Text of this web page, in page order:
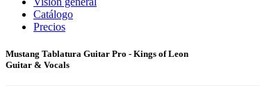
Catálogo
Precios
Mustang Tablatura Guitar Pro - Kings of Leon
Guitar & Vocals